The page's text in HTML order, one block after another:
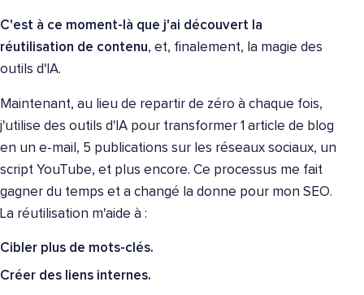
C'est à ce moment-là que j'ai découvert la
réutilisation de contenu, et, finalement, la magie des
outils d'IA.
Maintenant, au lieu de repartir de zéro à chaque fois,
j'utilise des outils d'IA pour transformer 1 article de blog
en un e-mail, 5 publications sur les réseaux sociaux, un
script YouTube, et plus encore. Ce processus me fait
gagner du temps et a changé la donne pour mon SEO.
La réutilisation m'aide à :
Cibler plus de mots-clés.
Créer des liens internes.